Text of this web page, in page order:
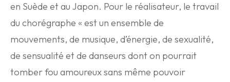
en Suède et au Japon. Pour le réalisateur, le travail
du chorégraphe « est un ensemble de
mouvements, de musique, d’énergie, de sexualité,
de sensualité et de danseurs dont on pourrait
tomber fou amoureux sans même pouvoir